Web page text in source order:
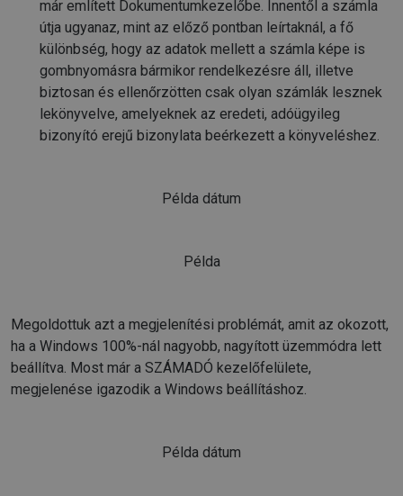
már említett Dokumentumkezelőbe. Innentől a számla
útja ugyanaz, mint az előző pontban leírtaknál, a fő
különbség, hogy az adatok mellett a számla képe is
gombnyomásra bármikor rendelkezésre áll, illetve
biztosan és ellenőrzötten csak olyan számlák lesznek
lekönyvelve, amelyeknek az eredeti, adóügyileg
bizonyító erejű bizonylata beérkezett a könyveléshez.
Példa dátum
Példa
Megoldottuk azt a megjelenítési problémát, amit az okozott,
ha a Windows 100%-nál nagyobb, nagyított üzemmódra lett
beállítva. Most már a SZÁMADÓ kezelőfelülete,
megjelenése igazodik a Windows beállításhoz.
Példa dátum